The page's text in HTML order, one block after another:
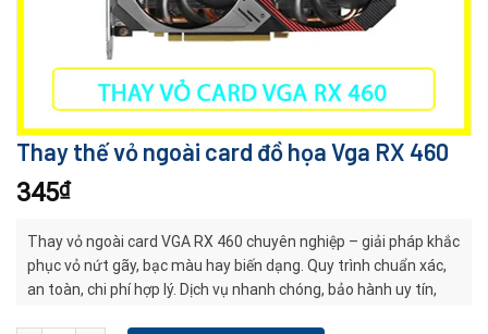
Thay thế vỏ ngoài card đồ họa Vga RX 460
345₫
Thay vỏ ngoài card VGA RX 460 chuyên nghiệp – giải pháp khắc
phục vỏ nứt gãy, bạc màu hay biến dạng. Quy trình chuẩn xác,
an toàn, chi phí hợp lý. Dịch vụ nhanh chóng, bảo hành uy tín,